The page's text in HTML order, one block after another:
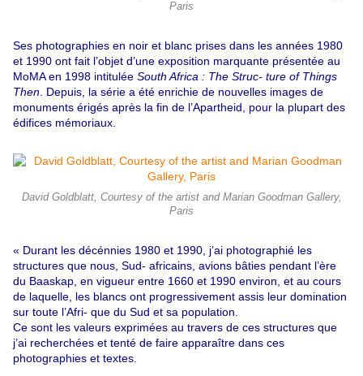
Paris
Ses photographies en noir et blanc prises dans les années 1980
et 1990 ont fait l’objet d’une exposition marquante présentée au
MoMA en 1998 intitulée South Africa : The Struc- ture of Things
Then . Depuis, la série a été enrichie de nouvelles images de
monuments érigés après la fin de l’Apartheid, pour la plupart des
édifices mémoriaux.
David Goldblatt, Courtesy of the artist and Marian Goodman Gallery,
Paris
« Durant les décénnies 1980 et 1990, j’ai photographié les
structures que nous, Sud- africains, avions bâties pendant l’ère
du Baaskap , en vigueur entre 1660 et 1990 environ, et au cours
de laquelle, les blancs ont progressivement assis leur domination
sur toute l’Afri- que du Sud et sa population.
Ce sont les valeurs exprimées au travers de ces structures que
j’ai recherchées et tenté de faire apparaître dans ces
photographies et textes.